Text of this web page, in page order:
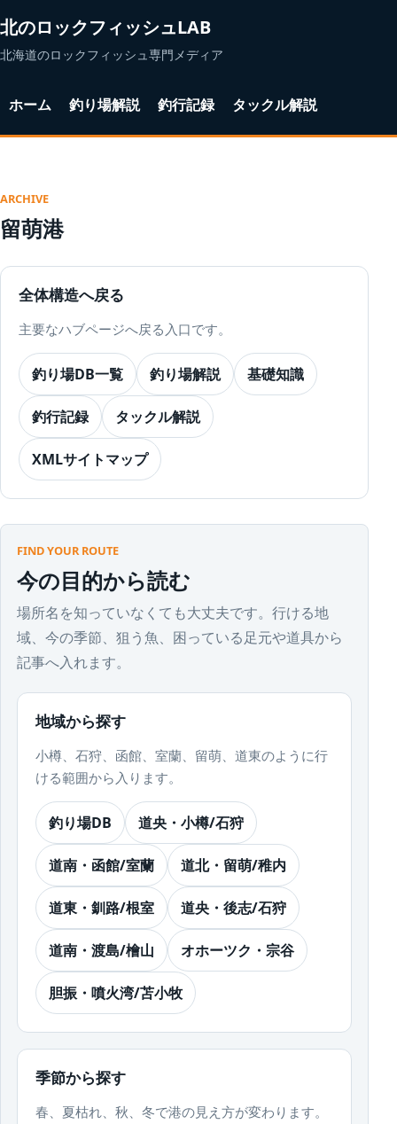
北のロックフィッシュLAB
北海道のロックフィッシュ専門メディア
ホーム 釣り場解説 釣行記録 タックル解説
ARCHIVE
留萌港
全体構造へ戻る
主要なハブページへ戻る入口です。
釣り場DB一覧 釣り場解説 基礎知識
釣行記録 タックル解説
XMLサイトマップ
FIND YOUR ROUTE
今の目的から読む
場所名を知っていなくても大丈夫です。行ける地
域、今の季節、狙う魚、困っている足元や道具から
記事へ入れます。
地域から探す
小樽、石狩、函館、室蘭、留萌、道東のように行
ける範囲から入ります。
釣り場DB 道央・小樽/石狩
道南・函館/室蘭 道北・留萌/稚内
道東・釧路/根室 道央・後志/石狩
道南・渡島/檜山 オホーツク・宗谷
胆振・噴火湾/苫小牧
季節から探す
春、夏枯れ、秋、冬で港の見え方が変わります。